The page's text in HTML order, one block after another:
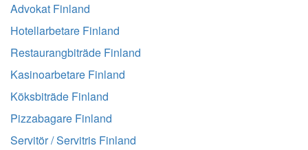
Advokat Finland
Hotellarbetare Finland
Restaurangbiträde Finland
Kasinoarbetare Finland
Köksbiträde Finland
Pizzabagare Finland
Servitör / Servitris Finland